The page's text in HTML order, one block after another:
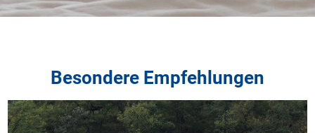
Besondere Empfehlungen